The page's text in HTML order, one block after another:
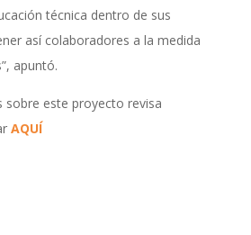
técnica dentro de sus
así colaboradores a la medida
apuntó.
sobre este proyecto revisa
AQUÍ